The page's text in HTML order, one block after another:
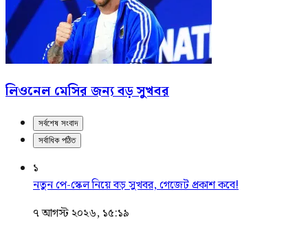
লিওনেল মেসির জন্য বড় সুখবর
সর্বশেষ সংবাদ
সর্বাধিক পঠিত
১
নতুন পে-স্কেল নিয়ে বড় সুখবর, গেজেট প্রকাশ কবে!
৭ আগস্ট ২০২৬, ১৫:১৯